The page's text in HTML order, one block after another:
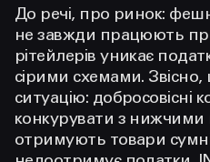
До речі, про ринок:
не завжди працюють
рітейлерів уникає
сірими схемами. Звісно,
ситуацію: добросовісні
конкурувати з нижчими
отримують товари